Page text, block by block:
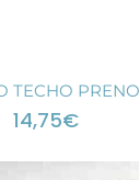
TECHO
14,75€